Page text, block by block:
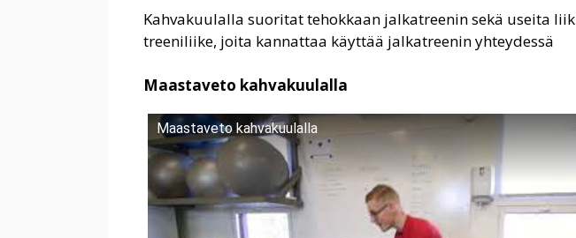
Kahvakuulalla suoritat tehokkaan jalkatreenin sekä useita
treeniliike, joita kannattaa käyttää jalkatreenin yhteydessä
Maastaveto kahvakuulalla
Maastaveto kahvakuulalla